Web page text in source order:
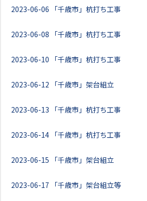
2023-06-06 「千歳市」杭打ち工事
2023-06-08 「千歳市」杭打ち工事
2023-06-10 「千歳市」杭打ち工事
2023-06-12 「千歳市」架台組立
2023-06-13 「千歳市」杭打ち工事
2023-06-14 「千歳市」杭打ち工事
2023-06-15 「千歳市」架台組立
2023-06-17 「千歳市」架台組立等